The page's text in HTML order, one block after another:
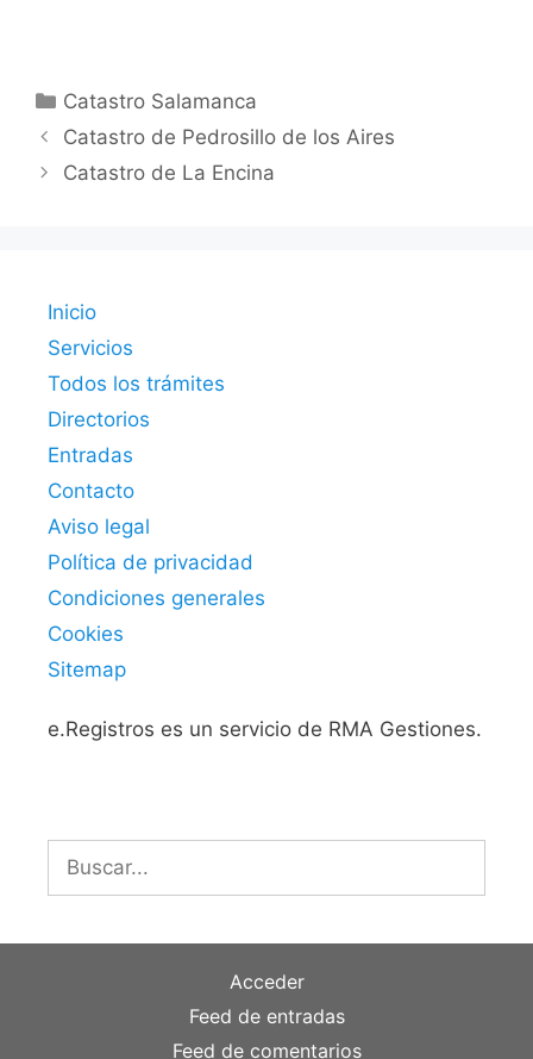
Categorías
Catastro Salamanca
Catastro de Pedrosillo de los Aires
Catastro de La Encina
Inicio
Servicios
Todos los trámites
Directorios
Entradas
Contacto
Aviso legal
Política de privacidad
Condiciones generales
Cookies
Sitemap
e.Registros es un servicio de RMA Gestiones.
Acceder
Feed de entradas
Feed de comentarios